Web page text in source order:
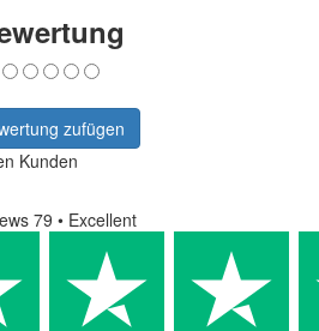
zufügen
Kunden
79 • Excellent